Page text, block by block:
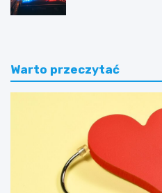
Warto przeczytać